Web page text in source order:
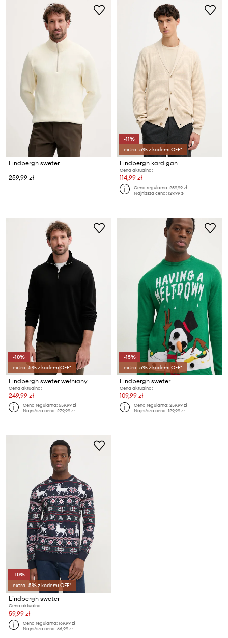
Lindbergh sweter
259,99 zł
-11%
extra -5% z kodem: OFF*
Lindbergh kardigan
Cena aktualna:
114,99 zł
Cena regularna:259,99 zł
Najniższa cena:129,99 zł
-10%
extra -5% z kodem: OFF*
Lindbergh sweter wełniany
Cena aktualna:
249,99 zł
Cena regularna:559,99 zł
Najniższa cena:279,99 zł
-15%
extra -5% z kodem: OFF*
Lindbergh sweter
Cena aktualna:
109,99 zł
Cena regularna:259,99 zł
Najniższa cena:129,99 zł
-10%
extra -5% z kodem: OFF*
Lindbergh sweter
Cena aktualna:
59,99 zł
Cena regularna:169,99 zł
Najniższa cena:66,99 zł